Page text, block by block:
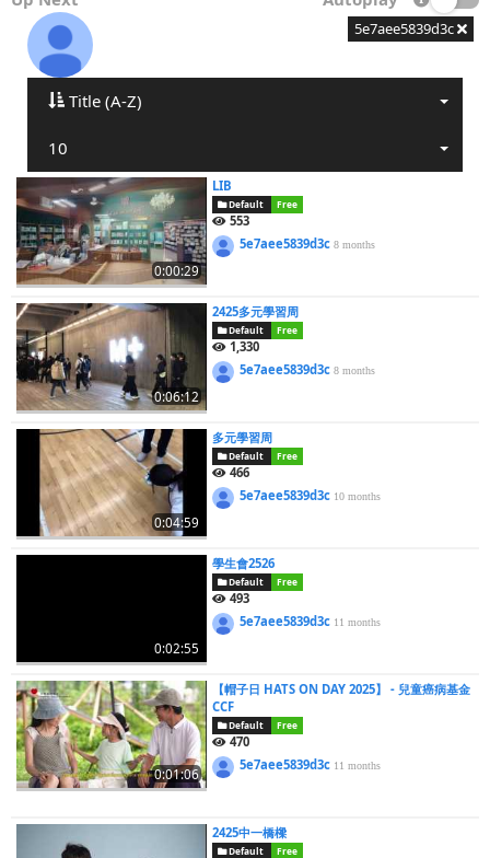
5e7aee5839d3c
Title (A-Z)
10
0:00:29
LIB
Default Free
553
5e7aee5839d3c8 months
0:06:12
2425多元學習周
Default Free
1,330
5e7aee5839d3c8 months
0:04:59
多元學習周
Default Free
466
5e7aee5839d3c 10 months
0:02:55
學生會2526
Default Free
493
5e7aee5839d3c 11 months
0:01:06
【帽子日 HATS ON DAY 2025】 - 兒童癌病基金
CCF
Default Free
470
5e7aee5839d3c 11 months
2425中一橋樑
Default Free